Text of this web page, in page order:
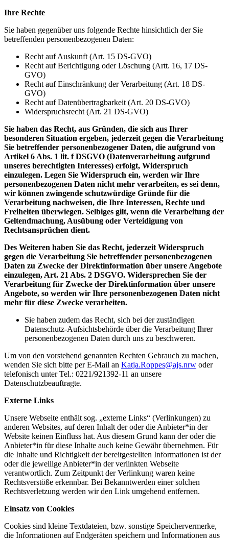
Ihre Rechte
Sie haben gegenüber uns folgende Rechte hinsichtlich der Sie
betreffenden personenbezogenen Daten:
Recht auf Auskunft (Art. 15 DS-GVO)
Recht auf Berichtigung oder Löschung (Artt. 16, 17 DS-
GVO)
Recht auf Einschränkung der Verarbeitung (Art. 18 DS-
GVO)
Recht auf Datenübertragbarkeit (Art. 20 DS-GVO)
Widerspruchsrecht (Art. 21 DS-GVO)
Sie haben das Recht, aus Gründen, die sich aus Ihrer
besonderen Situation ergeben, jederzeit gegen die Verarbeitung
Sie betreffender personenbezogener Daten, die aufgrund von
Artikel 6 Abs. 1 lit. f DSGVO (Datenverarbeitung aufgrund
unseres berechtigten Interesses) erfolgt, Widerspruch
einzulegen. Legen Sie Widerspruch ein, werden wir Ihre
personenbezogenen Daten nicht mehr verarbeiten, es sei denn,
wir können zwingende schutzwürdige Gründe für die
Verarbeitung nachweisen, die Ihre Interessen, Rechte und
Freiheiten überwiegen. Selbiges gilt, wenn die Verarbeitung der
Geltendmachung, Ausübung oder Verteidigung von
Rechtsansprüchen dient.
Des Weiteren haben Sie das Recht, jederzeit Widerspruch
gegen die Verarbeitung Sie betreffender personenbezogenen
Daten zu Zwecke der Direktinformation über unsere Angebote
einzulegen, Art. 21 Abs. 2 DSGVO. Widersprechen Sie der
Verarbeitung für Zwecke der Direktinformation über unsere
Angebote, so werden wir Ihre personenbezogenen Daten nicht
mehr für diese Zwecke verarbeiten.
Sie haben zudem das Recht, sich bei der zuständigen
Datenschutz-Aufsichtsbehörde über die Verarbeitung Ihrer
personenbezogenen Daten durch uns zu beschweren.
Um von den vorstehend genannten Rechten Gebrauch zu machen,
wenden Sie sich bitte per E-Mail an Katja.Roppes@ajs.nrw oder
telefonisch unter Tel.: 0221/921392-11 an unsere
Datenschutzbeauftragte.
Externe Links
Unsere Webseite enthält sog. „externe Links“ (Verlinkungen) zu
anderen Websites, auf deren Inhalt der oder die Anbieter*in der
Website keinen Einfluss hat. Aus diesem Grund kann der oder die
Anbieter*in für diese Inhalte auch keine Gewähr übernehmen. Für
die Inhalte und Richtigkeit der bereitgestellten Informationen ist der
oder die jeweilige Anbieter*in der verlinkten Webseite
verantwortlich. Zum Zeitpunkt der Verlinkung waren keine
Rechtsverstöße erkennbar. Bei Bekanntwerden einer solchen
Rechtsverletzung werden wir den Link umgehend entfernen.
Einsatz von Cookies
Cookies sind kleine Textdateien, bzw. sonstige Speichervermerke,
die Informationen auf Endgeräten speichern und Informationen aus